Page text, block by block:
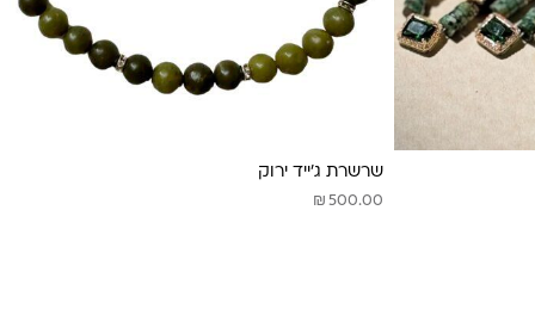
שרשרת ג׳ייד ירוק
₪ 500.00